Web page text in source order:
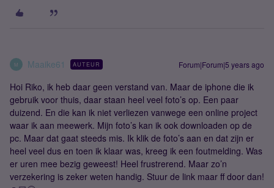
M Maaike61 AUTEUR Forum|Forum|5 years ago
Hoi Riko, ik heb daar geen verstand van. Maar de iphone die ik
gebruik voor thuis, daar staan heel veel foto’s op. Een paar
duizend. En die kan ik niet verliezen vanwege een online project
waar ik aan meewerk. Mijn foto’s kan ik ook downloaden op de
pc. Maar dat gaat steeds mis. Ik klik de foto’s aan en dat zijn er
heel veel dus en toen ik klaar was, kreeg ik een foutmelding. Was
er uren mee bezig geweest! Heel frustrerend. Maar zo’n
verzekering is zeker weten handig. Stuur de link maar ff door dan!